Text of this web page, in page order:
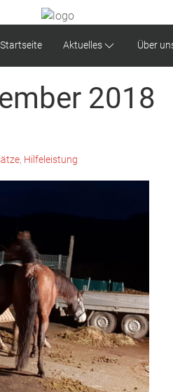
Startseite Aktuelles Über
2018
Hilfeleistung